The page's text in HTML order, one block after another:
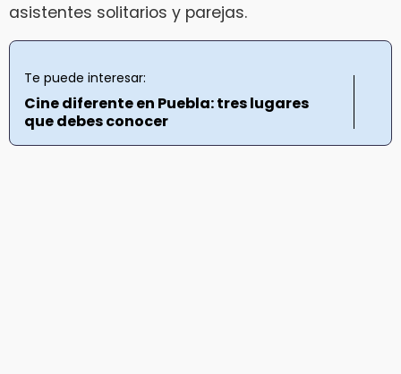
asistentes solitarios y parejas.
Te puede interesar:
Cine diferente en Puebla: tres lugares
que debes conocer